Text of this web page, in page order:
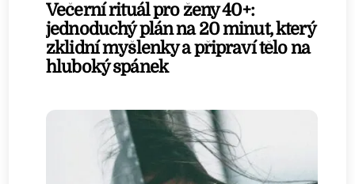
Večerní rituál pro ženy 40+:
jednoduchý plán na 20 minut, který
zklidní myšlenky a připraví tělo na
hluboký spánek